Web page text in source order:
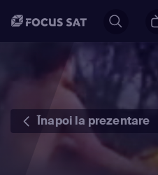
Înapoi la prezentare